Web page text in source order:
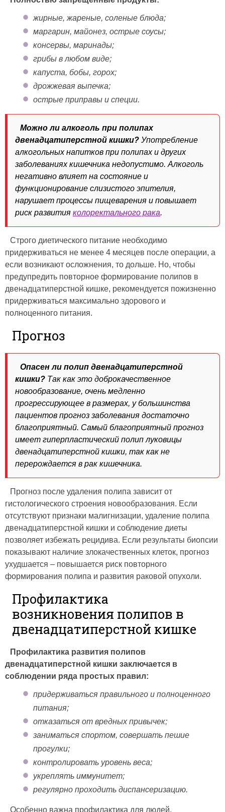
жирные, жареные, соленые блюда;
маргарин, майонез, острые соусы;
консервы, маринады;
грибы в любом виде;
капуста, бобы, горох;
дрожжевая выпечка;
острые приправы и специи.
Можно ли алкоголь при полипах
двенадцатиперстной кишки? Употребление
алкогольных напитков при полипах и других
заболеваниях кишечника недопустимо. Алкоголь
негативно влияет на состояние и
функционирование слизистого эпителия,
нарушает процессы пищеварения и повышает
риск развития колоректального рака.
Строго диетического питание необходимо
придерживаться не менее 4 месяцев после операции, а
если возникают осложнения, то дольше. Но, чтобы
предупредить повторное формирование полипов в
двенадцатиперстной кишке, рекомендуется пожизненно
придерживаться максимально здорового и
полноценного питания.
Прогноз
Опасен ли полип двенадцатиперстной
кишки? Так как это доброкачественное
новообразование, очень медленно
прогрессирующее в размерах, у большинства
пациентов прогноз заболевания достаточно
благоприятный. Самый благоприятный прогноз
имеет гиперпластический полип луковицы
двенадцатиперстной кишки, так как не
перерождается в рак кишечника.
Прогноз после удаления полипа зависит от
гистологического строения новообразования. Если
отсутствуют признаки малигнизации, удаление полипа
двенадцатиперстной кишки и соблюдение диеты
позволяет избежать рецидива. Если результаты биопсии
показывают наличие злокачественных клеток, прогноз
ухудшается – повышается риск повторного
формирования полипа и развития раковой опухоли.
Профилактика
возникновения полипов в
двенадцатиперстной кишке
Профилактика развития полипов
двенадцатиперстной кишки заключается в
соблюдении ряда простых правил:
придерживаться правильного и полноценного
питания;
отказаться от вредных привычек;
заниматься спортом, совершать пешие
прогулки;
контролировать уровень веса;
укреплять иммунитет;
регулярно проходить диспансеризацию.
Особенно важна профилактика для людей,